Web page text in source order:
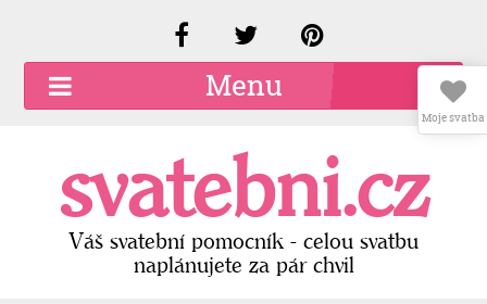
Menu
Kariéra
Kontakty
Přidat firmu
svatebni.cz
Váš svatební pomocník - celou svatbu
naplánujete za pár chvil
Moje svatba